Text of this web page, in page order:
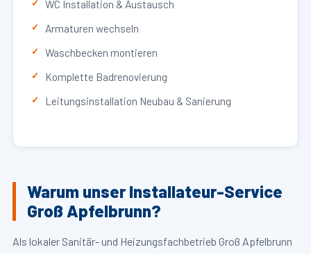
WC Installation & Austausch
Armaturen wechseln
Waschbecken montieren
Komplette Badrenovierung
Leitungsinstallation Neubau & Sanierung
Warum unser Installateur-Service
Groß Apfelbrunn?
Als lokaler Sanitär- und Heizungsfachbetrieb Groß Apfelbrunn